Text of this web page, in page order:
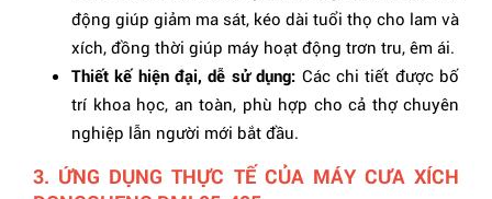
động giúp giảm ma sát, kéo dài tuổi thọ cho lam và
xích, đồng thời giúp máy hoạt động trơn tru, êm ái.
Thiết kế hiện đại, dễ sử dụng: Các chi tiết được bố
trí khoa học, an toàn, phù hợp cho cả thợ chuyên
nghiệp lẫn người mới bắt đầu.
3. ỨNG DỤNG THỰC TẾ CỦA MÁY CƯA XÍCH